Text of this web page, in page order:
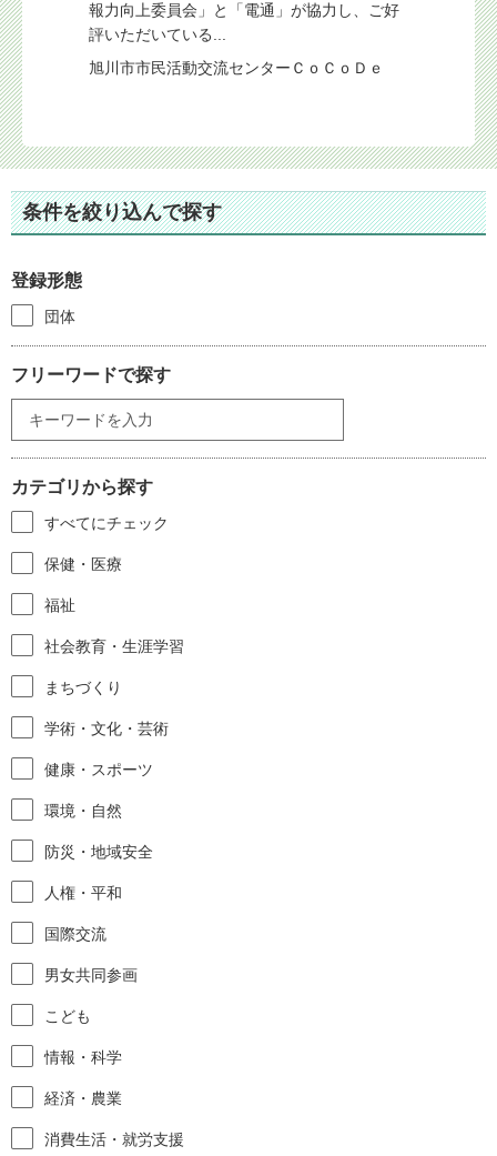
報力向上委員会」と「電通」が協力し、ご好
評いただいている...
旭川市市民活動交流センターＣｏＣｏＤｅ
条件を絞り込んで探す
登録形態
団体
フリーワードで探す
カテゴリから探す
すべてにチェック
保健・医療
福祉
社会教育・生涯学習
まちづくり
学術・文化・芸術
健康・スポーツ
環境・自然
防災・地域安全
人権・平和
国際交流
男女共同参画
こども
情報・科学
経済・農業
消費生活・就労支援